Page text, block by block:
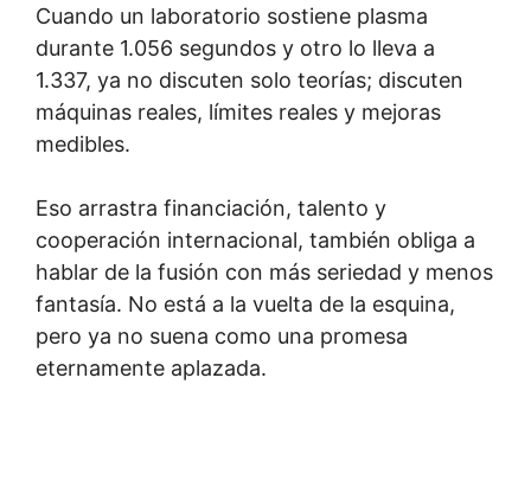
Cuando un laboratorio sostiene plasma
durante 1.056 segundos y otro lo lleva a
1.337, ya no discuten solo teorías; discuten
máquinas reales, límites reales y mejoras
medibles.
Eso arrastra financiación, talento y
cooperación internacional, también obliga a
hablar de la fusión con más seriedad y menos
fantasía. No está a la vuelta de la esquina,
pero ya no suena como una promesa
eternamente aplazada.